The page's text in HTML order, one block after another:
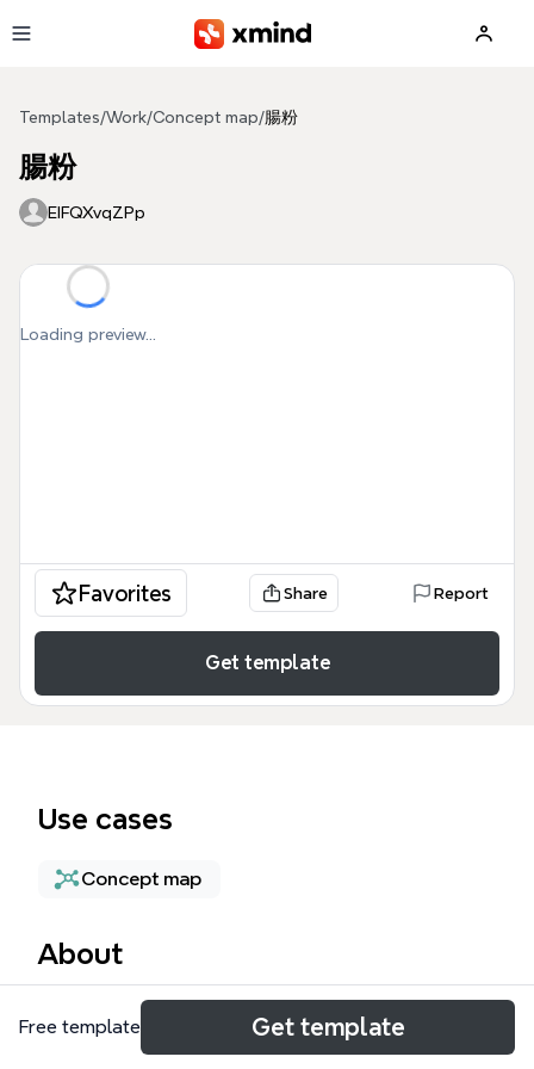
Templates/Work/Concept map/腸粉
腸粉
EIFQXvqZPp
Loading preview...
Favorites Share Report
Get template
Use cases
Concept map
About
肠粉思维导图模板详细梳理了这道经典岭南美食的文化
脉络与制作工艺，涵盖了从原料选择到成品特色的 78
Free template Get template